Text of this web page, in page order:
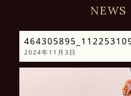
NEWS
2024年11月3日